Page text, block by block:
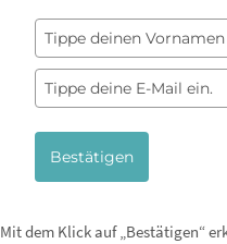
Bestätigen
Mit dem Klick auf „Bestätigen“